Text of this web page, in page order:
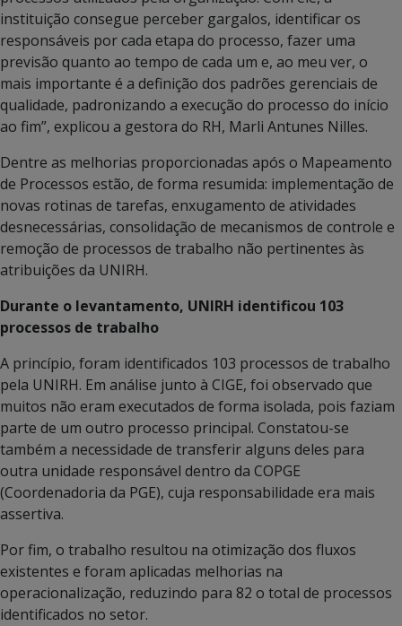
instituição consegue perceber gargalos, identificar os
responsáveis por cada etapa do processo, fazer uma
previsão quanto ao tempo de cada um e, ao meu ver, o
mais importante é a definição dos padrões gerenciais de
qualidade, padronizando a execução do processo do início
ao fim”, explicou a gestora do RH, Marli Antunes Nilles.
Dentre as melhorias proporcionadas após o Mapeamento
de Processos estão, de forma resumida: implementação de
novas rotinas de tarefas, enxugamento de atividades
desnecessárias, consolidação de mecanismos de controle e
remoção de processos de trabalho não pertinentes às
atribuições da UNIRH.
Durante o levantamento, UNIRH identificou 103
processos de trabalho
A princípio, foram identificados 103 processos de trabalho
pela UNIRH. Em análise junto à CIGE, foi observado que
muitos não eram executados de forma isolada, pois faziam
parte de um outro processo principal. Constatou-se
também a necessidade de transferir alguns deles para
outra unidade responsável dentro da COPGE
(Coordenadoria da PGE), cuja responsabilidade era mais
assertiva.
Por fim, o trabalho resultou na otimização dos fluxos
existentes e foram aplicadas melhorias na
operacionalização, reduzindo para 82 o total de processos
identificados no setor.